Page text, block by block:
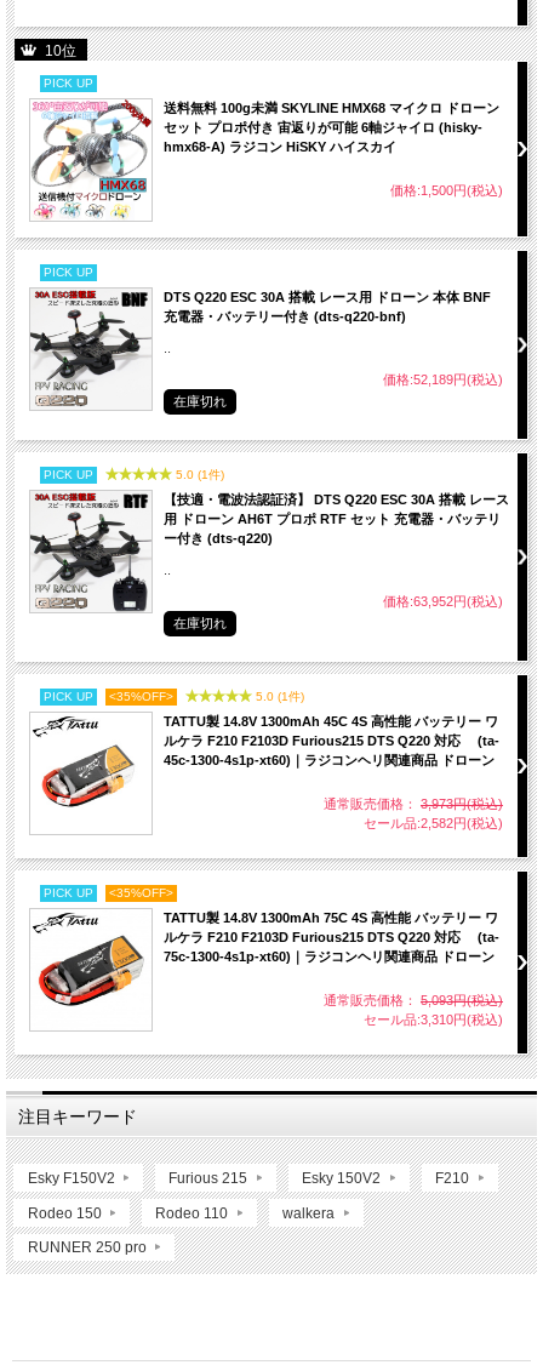
10位
PICK UP
送料無料 100g未満 SKYLINE HMX68 マイクロ ドローン
セット プロポ付き 宙返りが可能 6軸ジャイロ (hisky-
hmx68-A) ラジコン HiSKY ハイスカイ
価格:1,500円(税込)
PICK UP
DTS Q220 ESC 30A 搭載 レース用 ドローン 本体 BNF
充電器・バッテリー付き (dts-q220-bnf)
価格:52,189円(税込)
在庫切れ
PICK UP 5.0 (1件)
【技適・電波法認証済】 DTS Q220 ESC 30A 搭載 レース
用 ドローン AH6T プロポ RTF セット 充電器・バッテリ
ー付き (dts-q220)
価格:63,952円(税込)
在庫切れ
PICK UP <35%OFF> 5.0 (1件)
TATTU製 14.8V 1300mAh 45C 4S 高性能 バッテリー ワ
ルケラ F210 F2103D Furious215 DTS Q220 対応 (ta-
45c-1300-4s1p-xt60)｜ラジコンヘリ関連商品 ドローン
通常販売価格： 3,973円(税込)
セール品:2,582円(税込)
PICK UP <35%OFF>
TATTU製 14.8V 1300mAh 75C 4S 高性能 バッテリー ワ
ルケラ F210 F2103D Furious215 DTS Q220 対応 (ta-
75c-1300-4s1p-xt60)｜ラジコンヘリ関連商品 ドローン
通常販売価格： 5,093円(税込)
セール品:3,310円(税込)
注目キーワード
Esky F150V2 Furious 215 Esky 150V2 F210
Rodeo 150 Rodeo 110 walkera
RUNNER 250 pro